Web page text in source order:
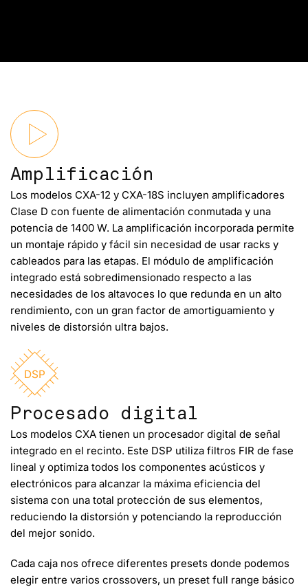
Amplificación
Los modelos CXA-12 y CXA-18S incluyen amplificadores
Clase D con fuente de alimentación conmutada y una
potencia de 1400 W. La amplificación incorporada permite
un montaje rápido y fácil sin necesidad de usar racks y
cableados para las etapas. El módulo de amplificación
integrado está sobredimensionado respecto a las
necesidades de los altavoces lo que redunda en un alto
rendimiento, con un gran factor de amortiguamiento y
niveles de distorsión ultra bajos.
DSP
Procesado digital
Los modelos CXA tienen un procesador digital de señal
integrado en el recinto. Este DSP utiliza filtros FIR de fase
lineal y optimiza todos los componentes acústicos y
electrónicos para alcanzar la máxima eficiencia del
sistema con una total protección de sus elementos,
reduciendo la distorsión y potenciando la reproducción
del mejor sonido.
Cada caja nos ofrece diferentes presets donde podemos
elegir entre varios crossovers, un preset full range básico